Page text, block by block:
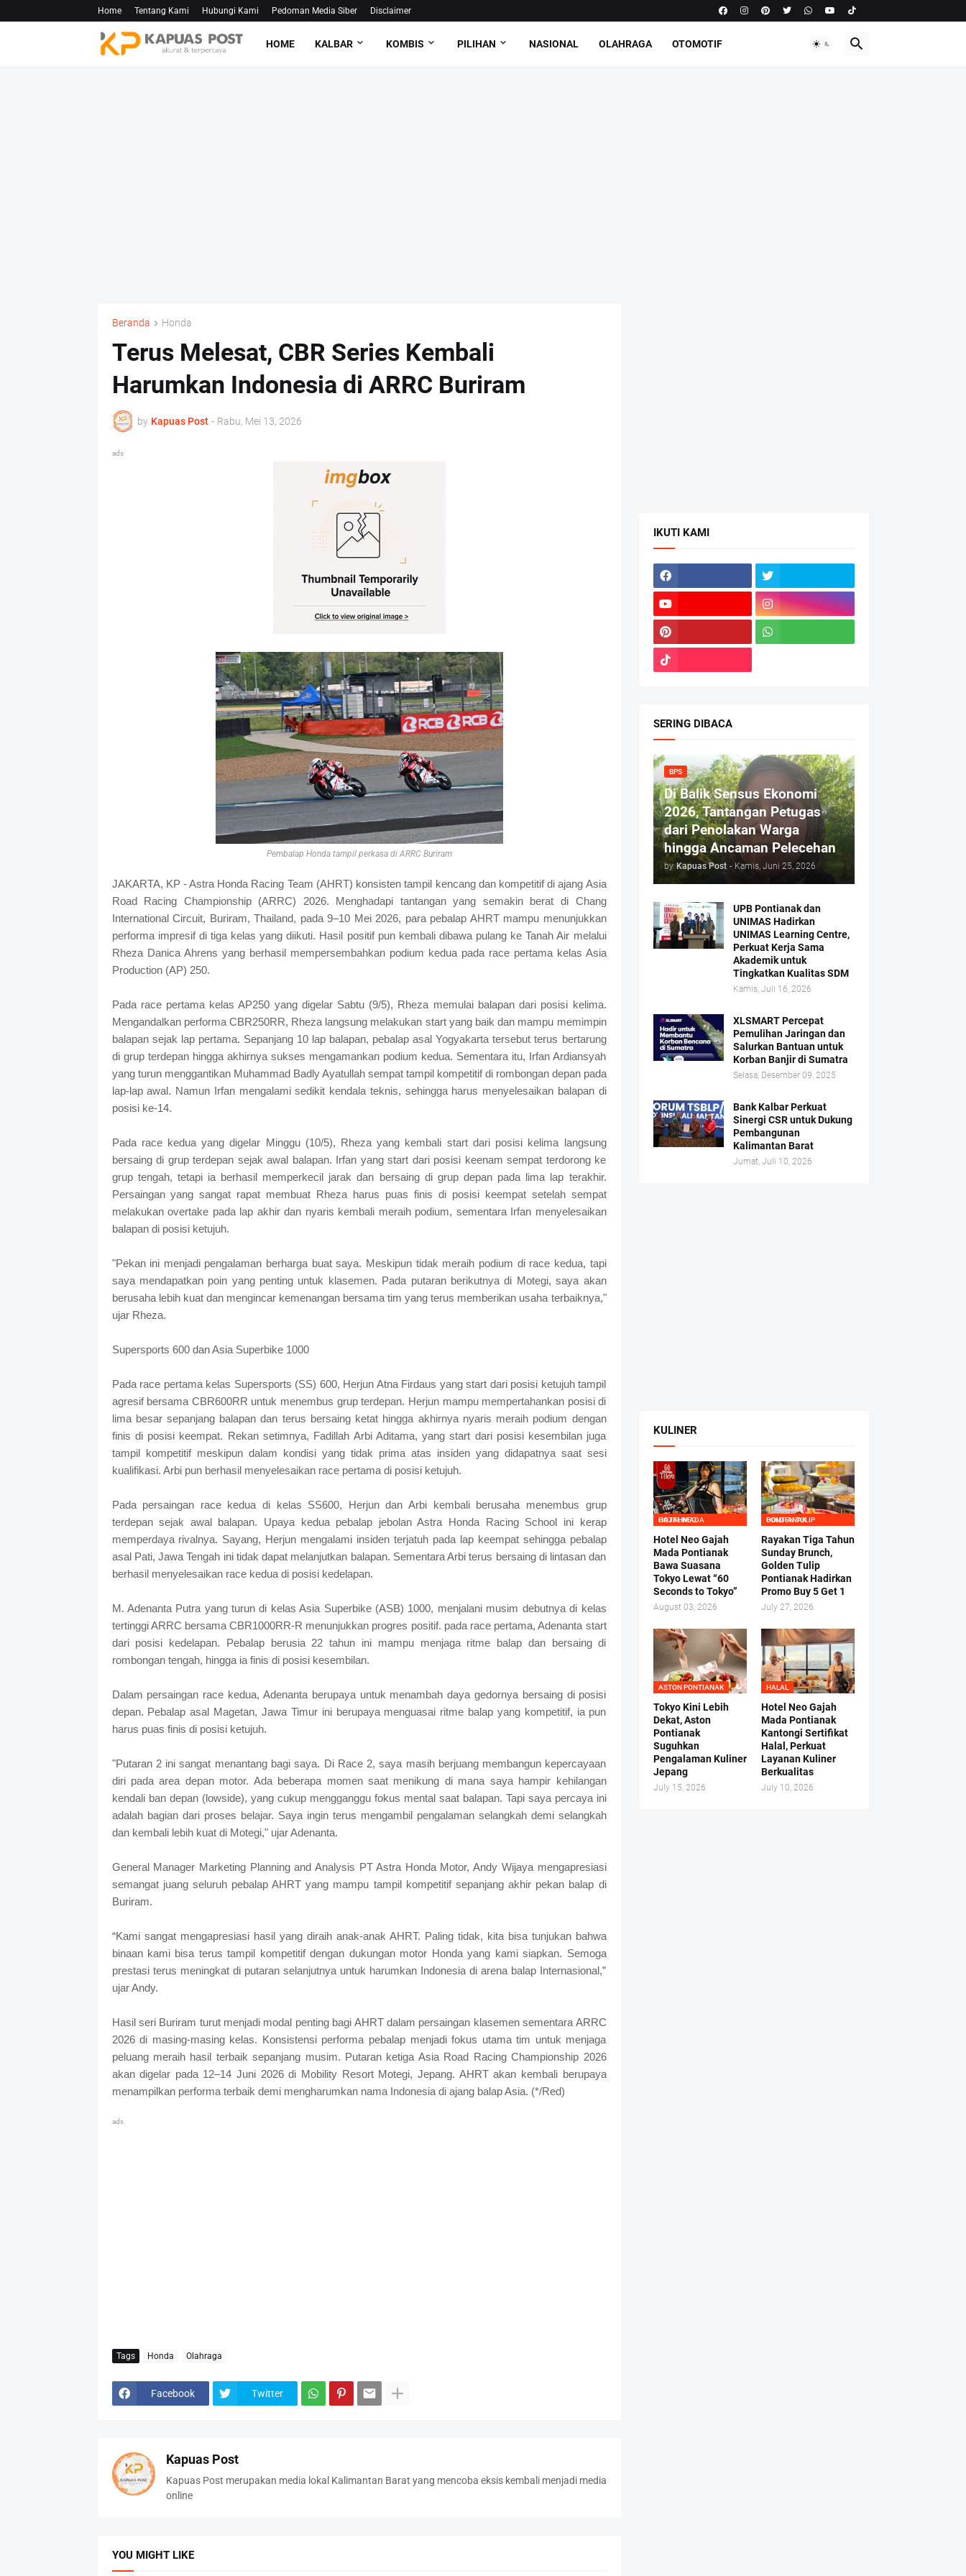
Home Tentang Kami Hubungi Kami Pedoman Media Siber Disclaimer
HOME KALBAR KOMBIS PILIHAN NASIONAL OLAHRAGA OTOMOTIF
Beranda Honda
Terus Melesat, CBR Series Kembali
Harumkan Indonesia di ARRC Buriram
by Kapuas Post - Rabu, Mei 13, 2026
ads
Pembalap Honda tampil perkasa di ARRC Buriram
JAKARTA, KP - Astra Honda Racing Team (AHRT) konsisten tampil kencang dan kompetitif di ajang Asia
Road Racing Championship (ARRC) 2026. Menghadapi tantangan yang semakin berat di Chang
International Circuit, Buriram, Thailand, pada 9–10 Mei 2026, para pebalap AHRT mampu menunjukkan
performa impresif di tiga kelas yang diikuti. Hasil positif pun kembali dibawa pulang ke Tanah Air melalui
Rheza Danica Ahrens yang berhasil mempersembahkan podium kedua pada race pertama kelas Asia
Production (AP) 250.
Pada race pertama kelas AP250 yang digelar Sabtu (9/5), Rheza memulai balapan dari posisi kelima.
Mengandalkan performa CBR250RR, Rheza langsung melakukan start yang baik dan mampu memimpin
balapan sejak lap pertama. Sepanjang 10 lap balapan, pebalap asal Yogyakarta tersebut terus bertarung
di grup terdepan hingga akhirnya sukses mengamankan podium kedua. Sementara itu, Irfan Ardiansyah
yang turun menggantikan Muhammad Badly Ayatullah sempat tampil kompetitif di rombongan depan pada
lap-lap awal. Namun Irfan mengalami sedikit kendala teknis, sehingga harus menyelesaikan balapan di
posisi ke-14.
Pada race kedua yang digelar Minggu (10/5), Rheza yang kembali start dari posisi kelima langsung
bersaing di grup terdepan sejak awal balapan. Irfan yang start dari posisi keenam sempat terdorong ke
grup tengah, tetapi ia berhasil memperkecil jarak dan bersaing di grup depan pada lima lap terakhir.
Persaingan yang sangat rapat membuat Rheza harus puas finis di posisi keempat setelah sempat
melakukan overtake pada lap akhir dan nyaris kembali meraih podium, sementara Irfan menyelesaikan
balapan di posisi ketujuh.
"Pekan ini menjadi pengalaman berharga buat saya. Meskipun tidak meraih podium di race kedua, tapi
saya mendapatkan poin yang penting untuk klasemen. Pada putaran berikutnya di Motegi, saya akan
berusaha lebih kuat dan mengincar kemenangan bersama tim yang terus memberikan usaha terbaiknya,"
ujar Rheza.
Supersports 600 dan Asia Superbike 1000
Pada race pertama kelas Supersports (SS) 600, Herjun Atna Firdaus yang start dari posisi ketujuh tampil
agresif bersama CBR600RR untuk menembus grup terdepan. Herjun mampu mempertahankan posisi di
lima besar sepanjang balapan dan terus bersaing ketat hingga akhirnya nyaris meraih podium dengan
finis di posisi keempat. Rekan setimnya, Fadillah Arbi Aditama, yang start dari posisi kesembilan juga
tampil kompetitif meskipun dalam kondisi yang tidak prima atas insiden yang didapatnya saat sesi
kualifikasi. Arbi pun berhasil menyelesaikan race pertama di posisi ketujuh.
Pada persaingan race kedua di kelas SS600, Herjun dan Arbi kembali berusaha menembus grup
terdepan sejak awal balapan. Upaya kedua pebalap jebolan Astra Honda Racing School ini kerap
memperdaya rivalnya. Sayang, Herjun mengalami insiden terjatuh pada lap keempat sehingga pebalap
asal Pati, Jawa Tengah ini tidak dapat melanjutkan balapan. Sementara Arbi terus bersaing di lintasan dan
berhasil menyelesaikan race kedua di posisi kedelapan.
M. Adenanta Putra yang turun di kelas Asia Superbike (ASB) 1000, menjalani musim debutnya di kelas
tertinggi ARRC bersama CBR1000RR-R menunjukkan progres positif. pada race pertama, Adenanta start
dari posisi kedelapan. Pebalap berusia 22 tahun ini mampu menjaga ritme balap dan bersaing di
rombongan tengah, hingga ia finis di posisi kesembilan.
Dalam persaingan race kedua, Adenanta berupaya untuk menambah daya gedornya bersaing di posisi
depan. Pebalap asal Magetan, Jawa Timur ini berupaya menguasai ritme balap yang kompetitif, ia pun
harus puas finis di posisi ketujuh.
"Putaran 2 ini sangat menantang bagi saya. Di Race 2, saya masih berjuang membangun kepercayaan
diri pada area depan motor. Ada beberapa momen saat menikung di mana saya hampir kehilangan
kendali ban depan (lowside), yang cukup mengganggu fokus mental saat balapan. Tapi saya percaya ini
adalah bagian dari proses belajar. Saya ingin terus mengambil pengalaman selangkah demi selangkah
dan kembali lebih kuat di Motegi," ujar Adenanta.
General Manager Marketing Planning and Analysis PT Astra Honda Motor, Andy Wijaya mengapresiasi
semangat juang seluruh pebalap AHRT yang mampu tampil kompetitif sepanjang akhir pekan balap di
Buriram.
“Kami sangat mengapresiasi hasil yang diraih anak-anak AHRT. Paling tidak, kita bisa tunjukan bahwa
binaan kami bisa terus tampil kompetitif dengan dukungan motor Honda yang kami siapkan. Semoga
prestasi terus meningkat di putaran selanjutnya untuk harumkan Indonesia di arena balap Internasional,”
ujar Andy.
Hasil seri Buriram turut menjadi modal penting bagi AHRT dalam persaingan klasemen sementara ARRC
2026 di masing-masing kelas. Konsistensi performa pebalap menjadi fokus utama tim untuk menjaga
peluang meraih hasil terbaik sepanjang musim. Putaran ketiga Asia Road Racing Championship 2026
akan digelar pada 12–14 Juni 2026 di Mobility Resort Motegi, Jepang. AHRT akan kembali berupaya
menampilkan performa terbaik demi mengharumkan nama Indonesia di ajang balap Asia. (*/Red)
ads
Tags Honda Olahraga
Facebook Twitter
Kapuas Post
Kapuas Post merupakan media lokal Kalimantan Barat yang mencoba eksis kembali menjadi media
online
YOU MIGHT LIKE
IKUTI KAMI
SERING DIBACA
BPS
Di Balik Sensus Ekonomi
2026, Tantangan Petugas
dari Penolakan Warga
hingga Ancaman Pelecehan
by Kapuas Post - Kamis, Juni 25, 2026
UPB Pontianak dan
UNIMAS Hadirkan
UNIMAS Learning Centre,
Perkuat Kerja Sama
Akademik untuk
Tingkatkan Kualitas SDM
Kamis, Juli 16, 2026
XLSMART Percepat
Pemulihan Jaringan dan
Salurkan Bantuan untuk
Korban Banjir di Sumatra
Selasa, Desember 09, 2025
Bank Kalbar Perkuat
Sinergi CSR untuk Dukung
Pembangunan
Kalimantan Barat
Jumat, Juli 10, 2026
KULINER
HOTEL NEO GAJAHMADA
Hotel Neo Gajah
Mada Pontianak
Bawa Suasana
Tokyo Lewat “60
Seconds to Tokyo”
August 03, 2026
GOLDEN TULIP PONTIANAK
Rayakan Tiga Tahun
Sunday Brunch,
Golden Tulip
Pontianak Hadirkan
Promo Buy 5 Get 1
July 27, 2026
ASTON PONTIANAK
Tokyo Kini Lebih
Dekat, Aston
Pontianak
Suguhkan
Pengalaman Kuliner
Jepang
July 15, 2026
HALAL
Hotel Neo Gajah
Mada Pontianak
Kantongi Sertifikat
Halal, Perkuat
Layanan Kuliner
Berkualitas
July 10, 2026